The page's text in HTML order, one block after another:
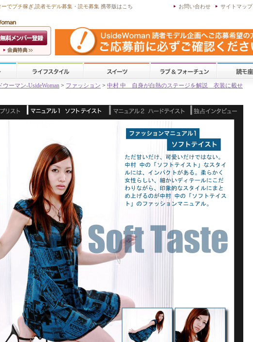
ーでプチ稼ぎ ,読者モデル募集・ 読モ募集 携帯版はこち
サイトマップ
お問い合わせ
ーマン-UsideWoman > ファッション > 中村 中 自身が白熱のステージを解説 衣装に載せ